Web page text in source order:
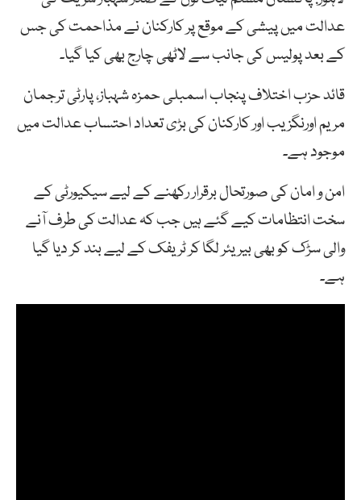
عدالت میں پیشی کے موقع پر کارکنان نے مذاحمت کی جس
کے بعد پولیس کی جانب سے لاٹھی چارج بھی کیا گیا۔
قائد حزب اختلاف پنجاب اسمبلی حمزہ شہباز، پارٹی ترجمان
مریم اورنگزیب اور کارکنان کی بڑی تعداد احتساب عدالت میں
موجود ہے۔
امن و امان کی صورتحال برقرار رکھنے کے لیے سیکیورٹی کے
سخت انتظامات کیے گئے ہیں جب کہ عدالت کی طرف آنے
والی سڑک کو بھی بیریئر لگا کر ٹریفک کے لیے بند کر دیا گیا
ہے۔